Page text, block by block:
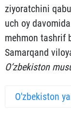
ziyoratchini
uch oy
mehmon tashrif
Samarqand
O‘zbekiston
O'zbekiston